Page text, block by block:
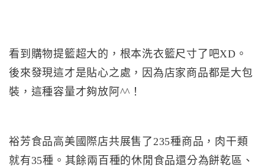
看到購物提籃超大的，根本洗衣籃尺寸了吧XD。
後來發現這才是貼心之處，因為店家商品都是大包
裝，這種容量才夠放阿^^！
裕芳食品高美國際店共展售了235種商品，肉干類
就有35種。其餘兩百種的休閒食品還分為餅乾區、